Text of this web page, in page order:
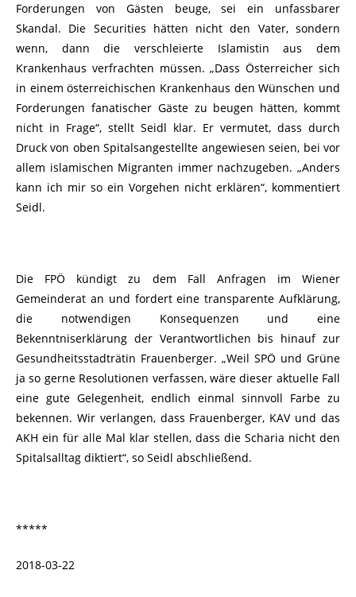
Forderungen von Gästen beuge, sei ein unfassbarer
Skandal. Die Securities hätten nicht den Vater, sondern
wenn, dann die verschleierte Islamistin aus dem
Krankenhaus verfrachten müssen. „Dass Österreicher sich
in einem österreichischen Krankenhaus den Wünschen und
Forderungen fanatischer Gäste zu beugen hätten, kommt
nicht in Frage“, stellt Seidl klar. Er vermutet, dass durch
Druck von oben Spitalsangestellte angewiesen seien, bei vor
allem islamischen Migranten immer nachzugeben. „Anders
kann ich mir so ein Vorgehen nicht erklären“, kommentiert
Seidl.
Die FPÖ kündigt zu dem Fall Anfragen im Wiener
Gemeinderat an und fordert eine transparente Aufklärung,
die notwendigen Konsequenzen und eine
Bekenntniserklärung der Verantwortlichen bis hinauf zur
Gesundheitsstadträtin Frauenberger. „Weil SPÖ und Grüne
ja so gerne Resolutionen verfassen, wäre dieser aktuelle Fall
eine gute Gelegenheit, endlich einmal sinnvoll Farbe zu
bekennen. Wir verlangen, dass Frauenberger, KAV und das
AKH ein für alle Mal klar stellen, dass die Scharia nicht den
Spitalsalltag diktiert“, so Seidl abschließend.
*****
2018-03-22